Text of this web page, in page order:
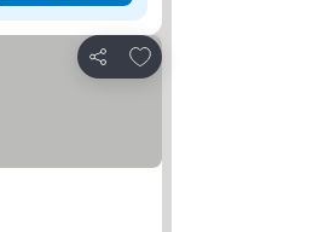
Partilhar
Adicionar aos favoritos